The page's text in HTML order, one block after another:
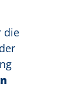
die